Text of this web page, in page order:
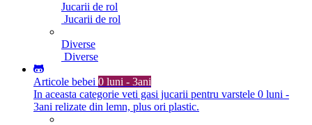
Jucarii de rol
Jucarii de rol
Diverse
Diverse
Articole bebei 0 luni - 3ani
In aceasta categorie veti gasi jucarii pentru varstele 0 luni -
3ani relizate din lemn, plus ori plastic.